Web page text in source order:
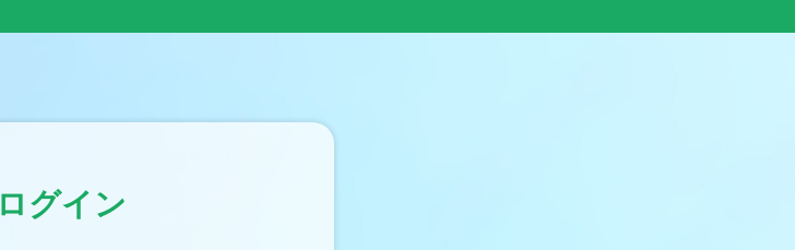
ログイン